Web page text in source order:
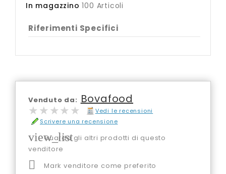
In magazzino 100 Articoli
Riferimenti Specifici
Venduto da: Bovafood
★★★★★
★★★★★
Vedi le recensioni
Scrivere una recensione
view_list
Guarda gli altri prodotti di questo
venditore
 Mark venditore come preferito